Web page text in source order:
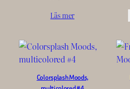
Läs mer
Colorsplash Moods,